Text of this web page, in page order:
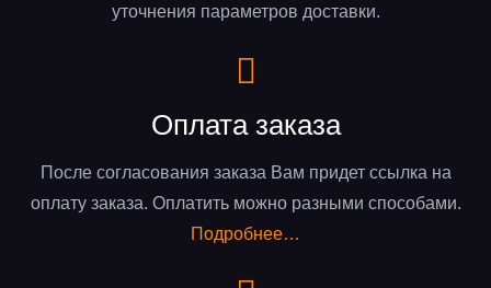
уточнения параметров доставки.
Оплата заказа
После согласования заказа Вам придет ссылка на
оплату заказа. Оплатить можно разными способами.
Подробнее…